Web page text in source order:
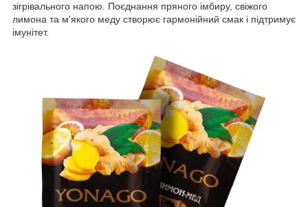
зігрівального напою. Поєднання пряного імбиру, свіжого
лимона та м'якого меду створює гармонійний смак і підтримує
імунітет.